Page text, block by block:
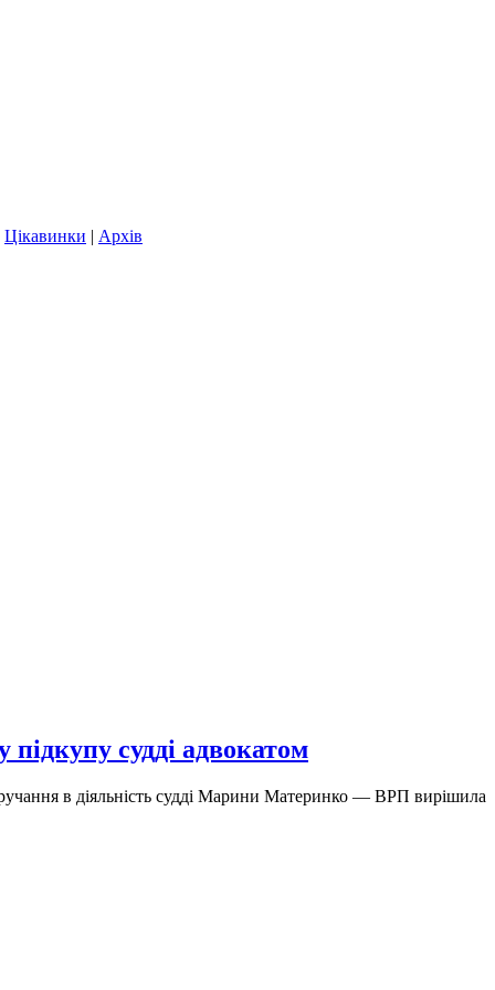
Цікавинки | Архів
судді адвокатом
в діяльність судді Марини Материнко — ВРП вирішила